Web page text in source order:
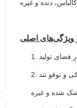
ویژگی‌های اصلی
و توفو تند